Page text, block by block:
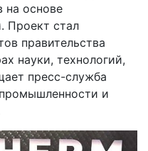
на основе
Проект стал
правительства
науки, технологий,
пресс-служба
и